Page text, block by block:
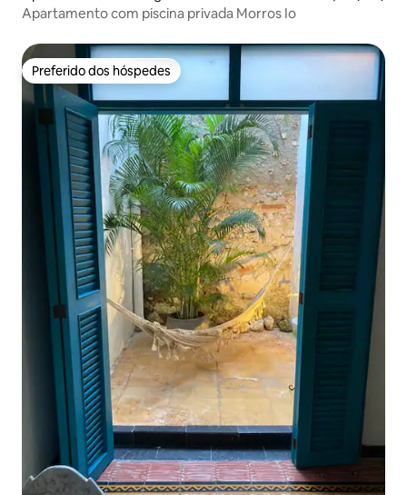
Apartamento com piscina privada Morros Io
Preferido dos hóspedes
Preferido dos hóspedes